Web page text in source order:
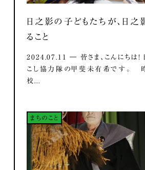
日之影の子どもたちが、日
ること
2024.07.11 ― 皆さま、こんにちは
こし協力隊の甲斐未有希です。
校...
まちのこと